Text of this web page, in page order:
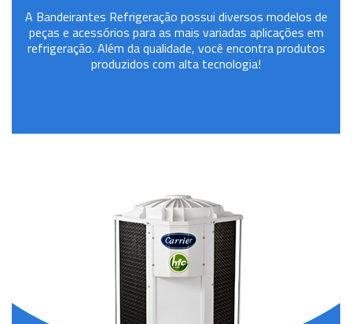
A Bandeirantes Refrigeração possui diversos modelos de
peças e acessórios para as mais variadas aplicações em
refrigeração. Além da qualidade, você encontra produtos
produzidos com alta tecnologia!